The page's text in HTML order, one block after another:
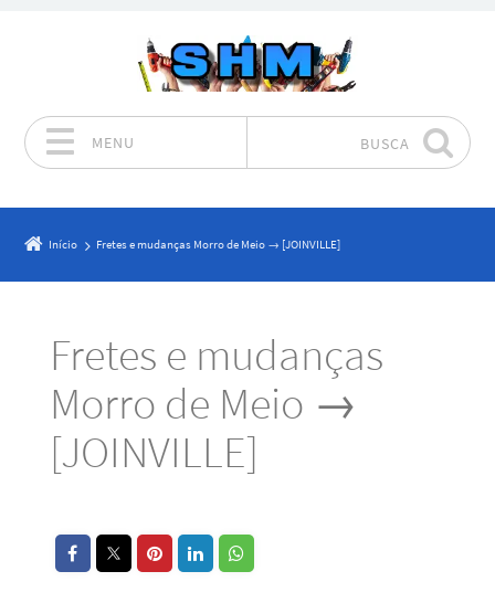
MENU BUSCA
Início Fretes e mudanças Morro de Meio → [JOINVILLE]
Fretes e mudanças
Morro de Meio →
[JOINVILLE]